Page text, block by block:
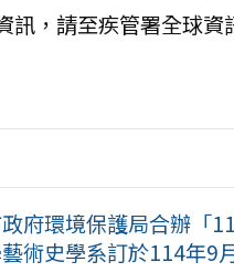
訊，請至疾管署全球
府環境保護局合辦「
術史學系訂於114年9